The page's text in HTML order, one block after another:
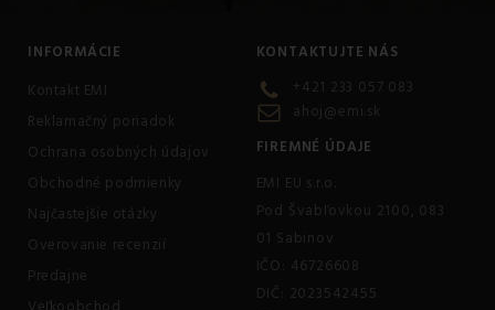
INFORMÁCIE
Kontakt EMI
Reklamačný poriadok
Ochrana osobných údajov
Obchodné podmienky
Najčastejšie otázky
Overovanie recenzií
Predajne
KONTAKTUJTE NÁS
+421 233 057 083
ahoj@emi.sk
FIREMNÉ ÚDAJE
EMI EU s.r.o.
Pod Švabľovkou 2100, 083
01 Sabinov
IČO: 46726608
DIČ: 2023542455